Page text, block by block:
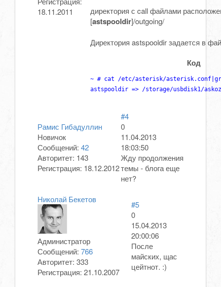
18.11.2011
директория с call файлами
[astspooldir]/outgoing/
Директория astspooldir задается в
Код
~ # cat /etc/asterisk/
astspooldir => /storage/usbdisk1/
Рамис Гибадуллин
Новичок
Сообщений: 42
Авторитет: 143
Регистрация: 18.12.2012
#4
0
11.04.2013
18:03:50
Жду продолжения
темы - блога еще
нет?
Николай Бекетов
Администратор
Сообщений: 766
Авторитет: 333
Регистрация: 21.10.2007
#5
0
15.04.2013
20:00:06
После
майских, щас
цейтнот. :)